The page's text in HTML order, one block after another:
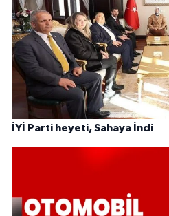
İYİ Parti heyeti, Sahaya İndi